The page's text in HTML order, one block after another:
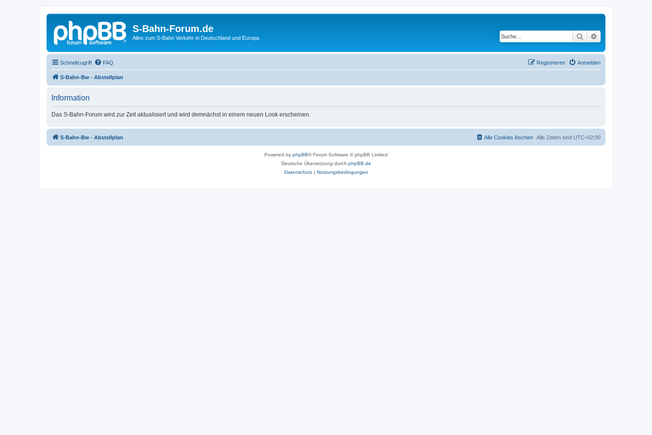
S-Bahn-Forum.de
Alles zum S-Bahn Verkehr in Deutschland und Europa Suche
Schnellzugriff FAQ Anmelden
Registrieren
S-Bahn-Bw - Abstellplan
Information
Das S-Bahn-Forum wird zur Zeit aktualisiert und wird demnächst in einem neuen Look erscheinen.
S-Bahn-Bw - Abstellplan Alle Zeiten sind UTC+02:00
Alle Cookies löschen
Powered by phpBB® Forum Software © phpBB Limited
Deutsche Übersetzung durch phpBB.de
Datenschutz| Nutzungsbedingungen